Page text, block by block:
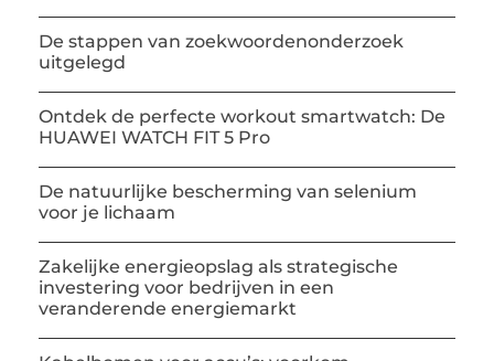
De stappen van zoekwoordenonderzoek
uitgelegd
Ontdek de perfecte workout smartwatch: De
HUAWEI WATCH FIT 5 Pro
De natuurlijke bescherming van selenium
voor je lichaam
Zakelijke energieopslag als strategische
investering voor bedrijven in een
veranderende energiemarkt